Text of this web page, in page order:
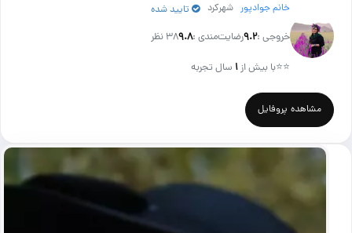
خانم جوادپور شهرکرد تایید شده
خروجی :۹.۲رضایت‌مندی :۹.۸38 نظر
⭐⭐با بیش از ۱ سال تجربه
مشاهده پروفایل